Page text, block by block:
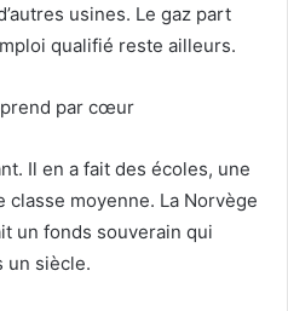
usines. Le gaz part
qualifié reste ailleurs.
par cœur
Il en a fait des écoles, une
moyenne. La Norvège
un fonds souverain qui
un siècle.